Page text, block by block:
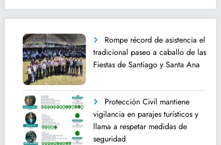
Rompe récord de asistencia el
tradicional paseo a caballo de las
Fiestas de Santiago y Santa Ana
Protección Civil mantiene
vigilancia en parajes turísticos y
llama a respetar medidas de
seguridad